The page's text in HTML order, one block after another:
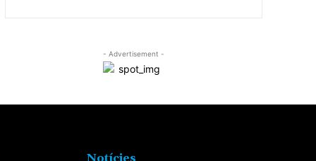
- Advertisement -
Notícies